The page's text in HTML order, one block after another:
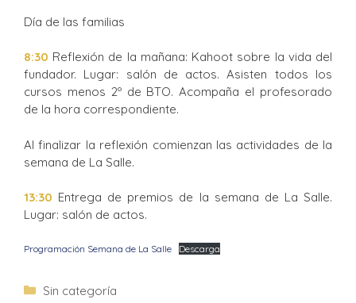
Día de las familias
8:30 Reflexión de la mañana: Kahoot sobre la vida del
fundador. Lugar: salón de actos. Asisten todos los
cursos menos 2º de BTO. Acompaña el profesorado
de la hora correspondiente.
Al finalizar la reflexión comienzan las actividades de la
semana de La Salle.
13:30 Entrega de premios de la semana de La Salle.
Lugar: salón de actos.
Programación Semana de La Salle Descarga
Sin categoría